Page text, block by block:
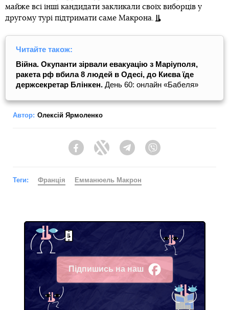
майже всі інші кандидати закликали своїх виборців у
другому турі підтримати саме Макрона.
Читайте також:
Війна. Окупанти зірвали евакуацію з Маріуполя,
ракета рф вбила 8 людей в Одесі, до Києва їде
держсекретар Блінкен. День 60: онлайн «Бабеля»
Автор: Олексій Ярмоленко
FacebookTwitter Telegram
Теги: Франція Емманюель Макрон
Підпишись на наш
Facebook